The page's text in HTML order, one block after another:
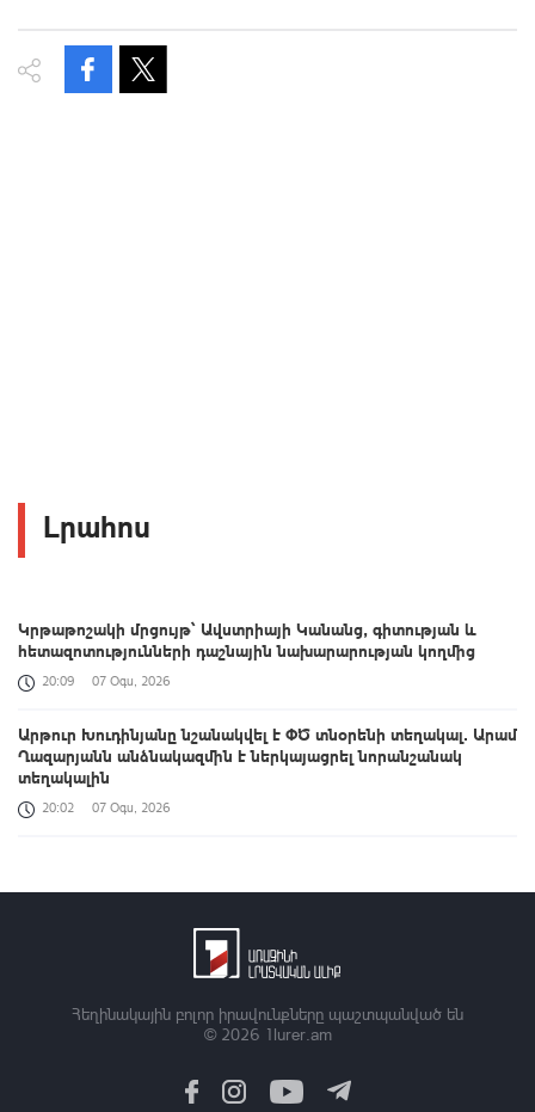
Լրահոս
Կրթաթոշակի մրցույթ՝ Ավստրիայի Կանանց, գիտության և
հետազոտությունների դաշնային նախարարության կողմից
20:09 07 Օգս, 2026
Արթուր Խուդինյանը նշանակվել է ՓԾ տնօրենի տեղակալ․ Արամ
Ղազարյանն անձնակազմին է ներկայացրել նորանշանակ
տեղակալին
20:02 07 Օգս, 2026
Թրամփն ու Միրզիյոևը քննարկել են երկկողմ և միջազգային
19:40 07 Օգս, 2026
կարգապահության բարձրացման խնդիրները
Հեղինակային բոլոր իրավունքները պաշտպանված են
© 2026 1lurer.am